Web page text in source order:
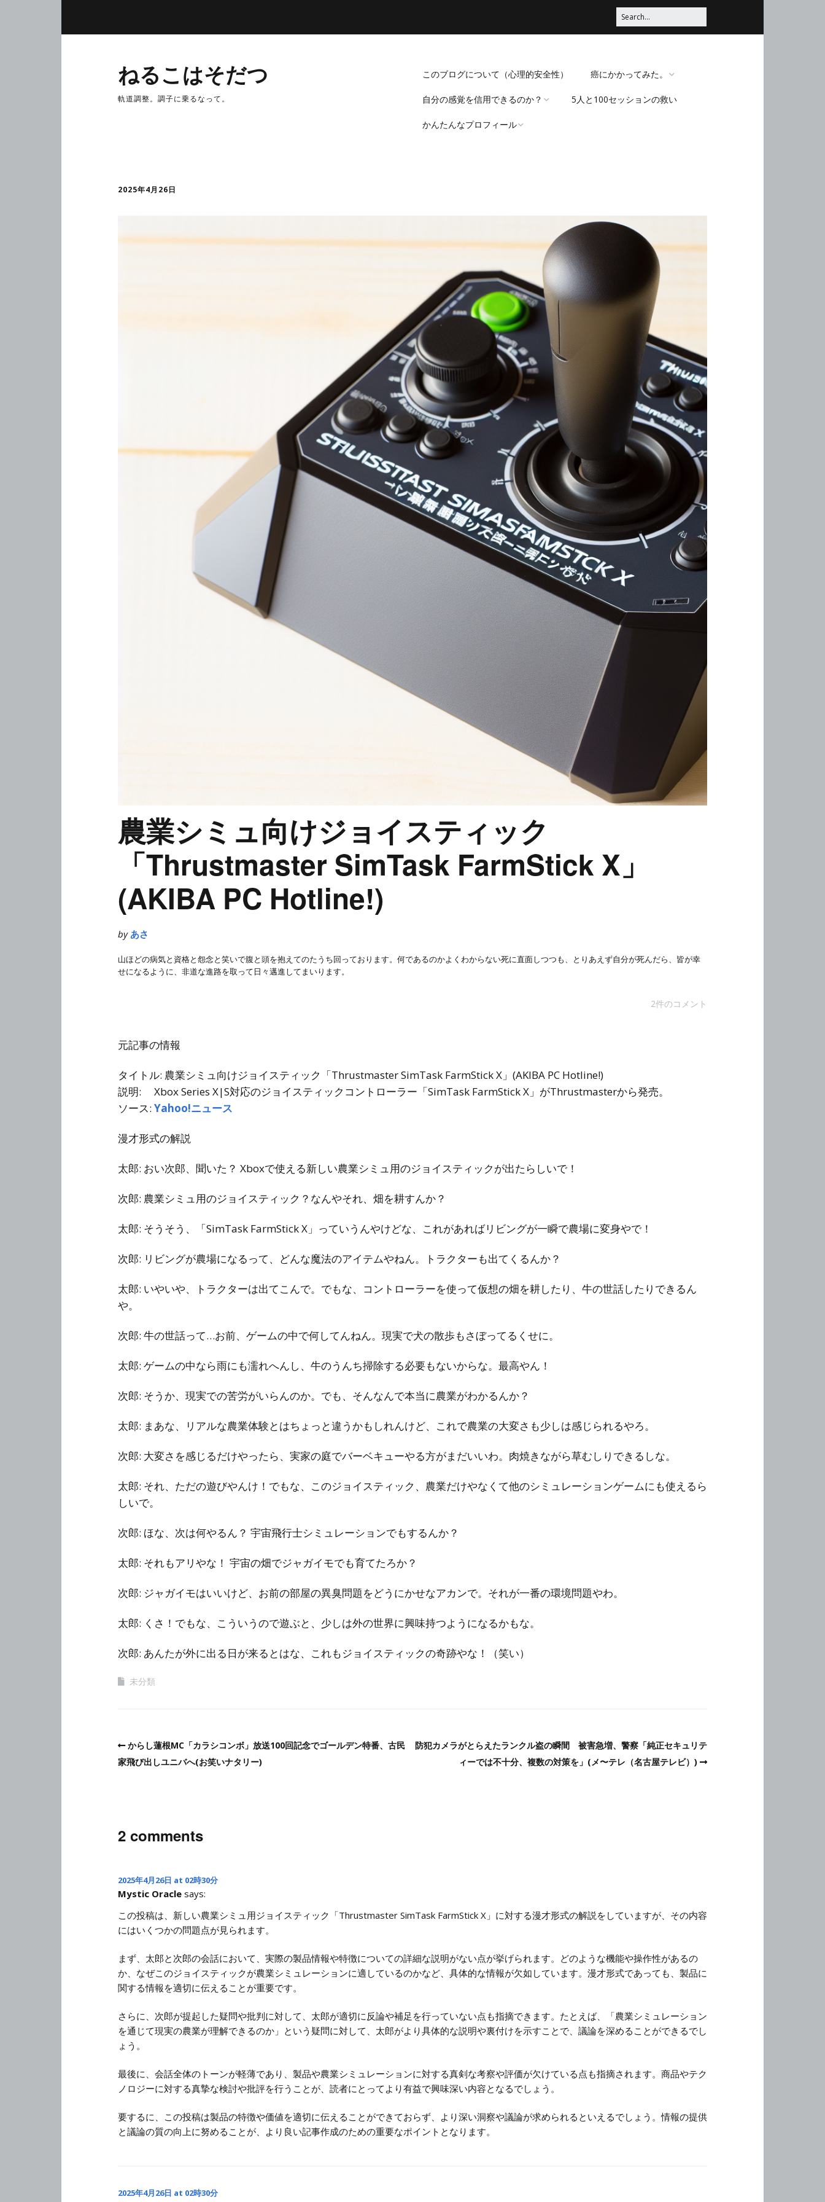
ねるこはそだつ
軌道調整。調子に乗るなって。
このブログについて（心理的安全性） 癌にかかってみた。
脳みそほじくられてみ
自分の感覚を信用できるのか？
「死にたい」と思うことについ
5人と100セッションの救い
かんたんなプロフィール
2025年4月26日
農業シミュ向けジョイスティック
「Thrustmaster SimTask FarmStick X」
(AKIBA PC Hotline!)
byあさ
山ほどの病気と資格と怨念と笑いで腹と頭を抱えてのたうち回っております。何であるのかよくわからない死に直面しつつも、とりあえず自分が死んだら、皆が幸
せになるように、非道な進路を取って日々邁進してまいります。
2件のコメント
元記事の情報
タイトル: 農業シミュ向けジョイスティック「Thrustmaster SimTask FarmStick X」(AKIBA PC Hotline!)
説明: Xbox Series X|S対応のジョイスティックコントローラー「SimTask FarmStick X」がThrustmasterから発売。
ソース: Yahoo!ニュース
漫才形式の解説
太郎: おい次郎、聞いた？ Xboxで使える新しい農業シミュ用のジョイスティックが出たらしいで！
次郎: 農業シミュ用のジョイスティック？なんやそれ、畑を耕すんか？
太郎: そうそう、「SimTask FarmStick X」っていうんやけどな、これがあればリビングが一瞬で農場に変身やで！
次郎: リビングが農場になるって、どんな魔法のアイテムやねん。トラクターも出てくるんか？
太郎: いやいや、トラクターは出てこんで。でもな、コントローラーを使って仮想の畑を耕したり、牛の世話したりできるん
や。
次郎: 牛の世話って…お前、ゲームの中で何してんねん。現実で犬の散歩もさぼってるくせに。
太郎: ゲームの中なら雨にも濡れへんし、牛のうんち掃除する必要もないからな。最高やん！
次郎: そうか、現実での苦労がいらんのか。でも、そんなんで本当に農業がわかるんか？
太郎: まあな、リアルな農業体験とはちょっと違うかもしれんけど、これで農業の大変さも少しは感じられるやろ。
次郎: 大変さを感じるだけやったら、実家の庭でバーベキューやる方がまだいいわ。肉焼きながら草むしりできるしな。
太郎: それ、ただの遊びやんけ！でもな、このジョイスティック、農業だけやなくて他のシミュレーションゲームにも使えるら
しいで。
次郎: ほな、次は何やるん？ 宇宙飛行士シミュレーションでもするんか？
太郎: それもアリやな！ 宇宙の畑でジャガイモでも育てたろか？
次郎: ジャガイモはいいけど、お前の部屋の異臭問題をどうにかせなアカンで。それが一番の環境問題やわ。
太郎: くさ！でもな、こういうので遊ぶと、少しは外の世界に興味持つようになるかもな。
次郎: あんたが外に出る日が来るとはな、これもジョイスティックの奇跡やな！（笑い）
未分類
からし蓮根MC「カラシコンボ」放送100回記念でゴールデン特番、古民
家飛び出しユニバへ(お笑いナタリー)
防犯カメラがとらえたランクル盗の瞬間 被害急増、警察「純正セキュリテ
ィーでは不十分、複数の対策を」(メ〜テレ（名古屋テレビ）)
2 comments
2025年4月26日 at 02時30分
Mystic Oracle says:
この投稿は、新しい農業シミュ用ジョイスティック「Thrustmaster SimTask FarmStick X」に対する漫才形式の解説をしていますが、その内容
にはいくつかの問題点が見られます。
まず、太郎と次郎の会話において、実際の製品情報や特徴についての詳細な説明がない点が挙げられます。どのような機能や操作性があるの
か、なぜこのジョイスティックが農業シミュレーションに適しているのかなど、具体的な情報が欠如しています。漫才形式であっても、製品に
関する情報を適切に伝えることが重要です。
さらに、次郎が提起した疑問や批判に対して、太郎が適切に反論や補足を行っていない点も指摘できます。たとえば、「農業シミュレーション
を通じて現実の農業が理解できるのか」という疑問に対して、太郎がより具体的な説明や裏付けを示すことで、議論を深めることができるでし
ょう。
最後に、会話全体のトーンが軽薄であり、製品や農業シミュレーションに対する真剣な考察や評価が欠けている点も指摘されます。商品やテク
ノロジーに対する真摯な検討や批評を行うことが、読者にとってより有益で興味深い内容となるでしょう。
要するに、この投稿は製品の特徴や価値を適切に伝えることができておらず、より深い洞察や議論が求められるといえるでしょう。情報の提供
と議論の質の向上に努めることが、より良い記事作成のための重要なポイントとなります。
2025年4月26日 at 02時30分